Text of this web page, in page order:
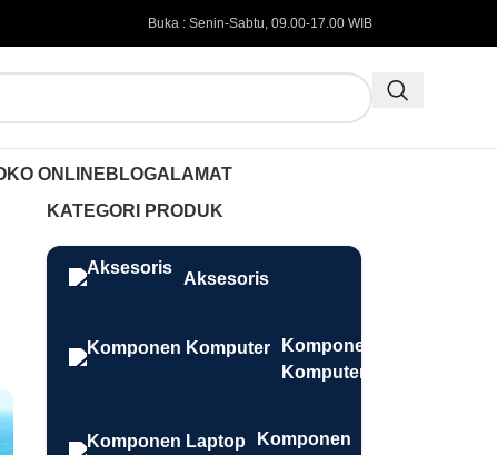
Buka : Senin-Sabtu, 09.00-17.00 WIB
ONLINE BLOGALAMAT
KATEGORI PRODUK
Aksesoris
Komponen
Komputer
Komponen